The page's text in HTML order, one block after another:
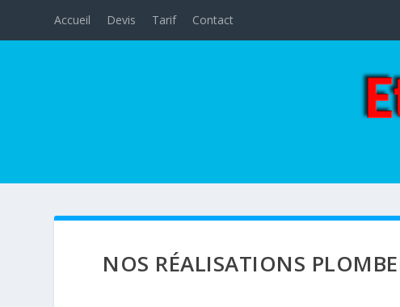
Accueil Devis Tarif Contact
NOS RÉALISATIONS